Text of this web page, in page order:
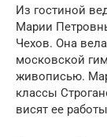
Из гостиной
Марии
Чехов. Она
московской
живописью.
классы
висят ее